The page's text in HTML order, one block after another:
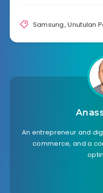
Samsung,Unutulan
An entrepreneur and
commerce, and a